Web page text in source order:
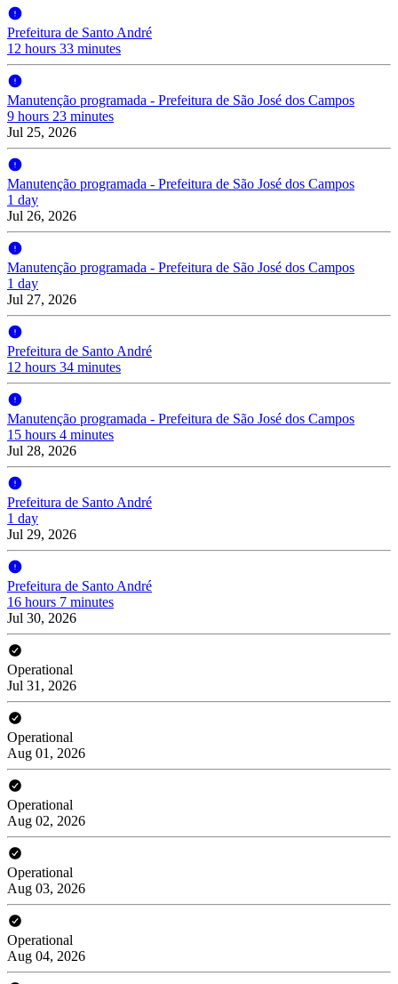
Prefeitura de Santo André
12 hours 33 minutes
Manutenção programada - Prefeitura de São José dos Campos
9 hours 23 minutes
Jul 25, 2026
Manutenção programada - Prefeitura de São José dos Campos
1 day
Jul 26, 2026
Manutenção programada - Prefeitura de São José dos Campos
1 day
Jul 27, 2026
Prefeitura de Santo André
12 hours 34 minutes
Manutenção programada - Prefeitura de São José dos Campos
15 hours 4 minutes
Jul 28, 2026
Prefeitura de Santo André
1 day
Jul 29, 2026
Prefeitura de Santo André
16 hours 7 minutes
Jul 30, 2026
Operational
Jul 31, 2026
Operational
Aug 01, 2026
Operational
Aug 02, 2026
Operational
Aug 03, 2026
Operational
Aug 04, 2026